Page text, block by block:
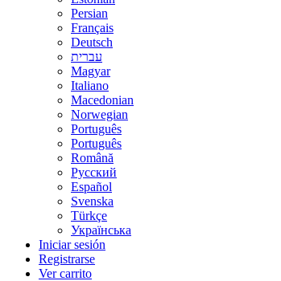
Persian
Français
Deutsch
עברית
Magyar
Italiano
Macedonian
Norwegian
Português
Português
Română
Русский
Español
Svenska
Türkçe
Українська
Iniciar sesión
Registrarse
Ver carrito